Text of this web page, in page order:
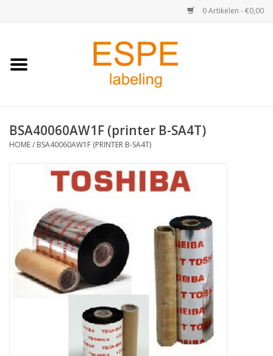
0 Artikelen - €0,00
Home
Retail
Kassa & Pinrollen
Verzend-etiketten
BSA40060AW1F (printer B-SA4T)
HOME/ BSA40060AW1F (PRINTER B-SA4T)